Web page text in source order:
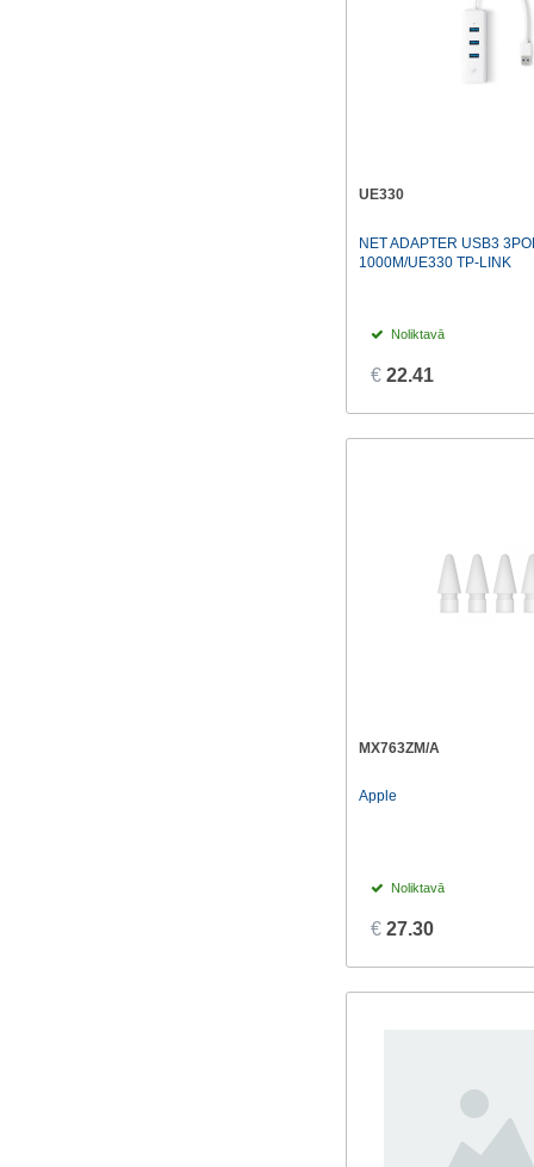
UE330
NET ADAPTER USB3
1000M/UE330 TP-LINK
Noliktavā
€ 22.41
MX763ZM/A
Apple
Noliktavā
€ 27.30